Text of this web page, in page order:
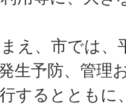
え、市では、
生予防、管理
するとともに